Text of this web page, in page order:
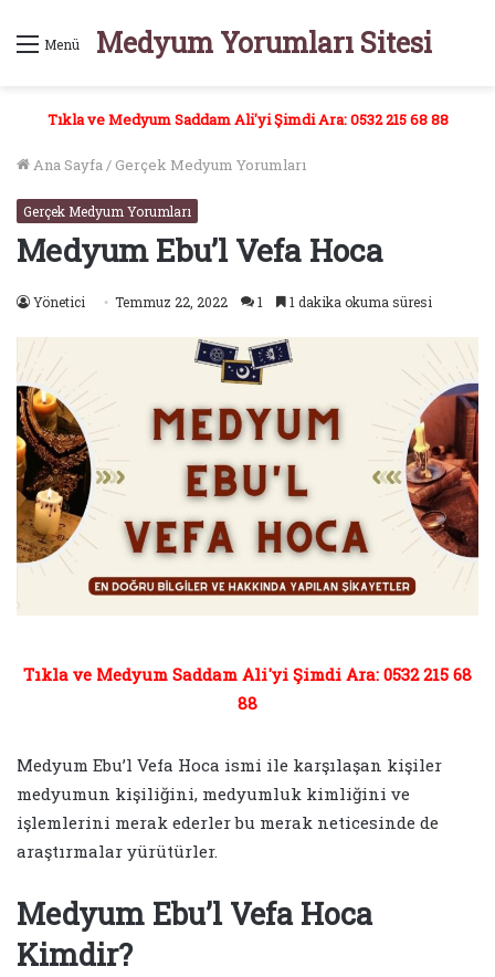
Menü Medyum Yorumları Sitesi
Tıkla ve Medyum Saddam Ali'yi Şimdi Ara: 0532 215 68 88
Ana Sayfa/ Gerçek Medyum Yorumları
Gerçek Medyum Yorumları
Medyum Ebu’l Vefa Hoca
Yönetici Temmuz 22, 2022 1 1 dakika okuma süresi
Tıkla ve Medyum Saddam Ali'yi Şimdi Ara: 0532 215 68
88
Medyum Ebu’l Vefa Hoca ismi ile karşılaşan kişiler
medyumun kişiliğini, medyumluk kimliğini ve
işlemlerini merak ederler bu merak neticesinde de
araştırmalar yürütürler.
Medyum Ebu’l Vefa Hoca
Kimdir?